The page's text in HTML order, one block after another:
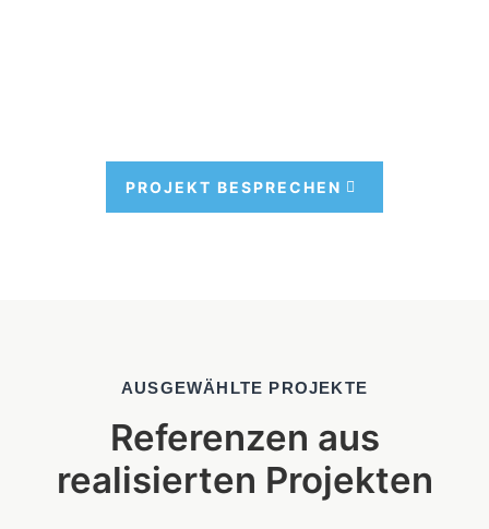
PRO­JEKT BESPRE­CHEN
AUSGEWÄHLTE PROJEKTE
Referenzen aus
realisierten Projekten